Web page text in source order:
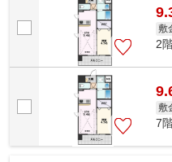
敷
2
敷
7